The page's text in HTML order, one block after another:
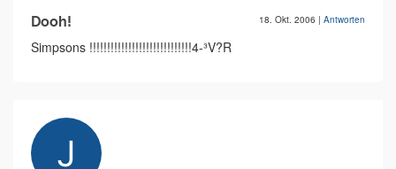
Dooh! 18. Okt. 2006 | Antworten
Simpsons !!!!!!!!!!!!!!!!!!!!!!!!!!!!!4-³V?R